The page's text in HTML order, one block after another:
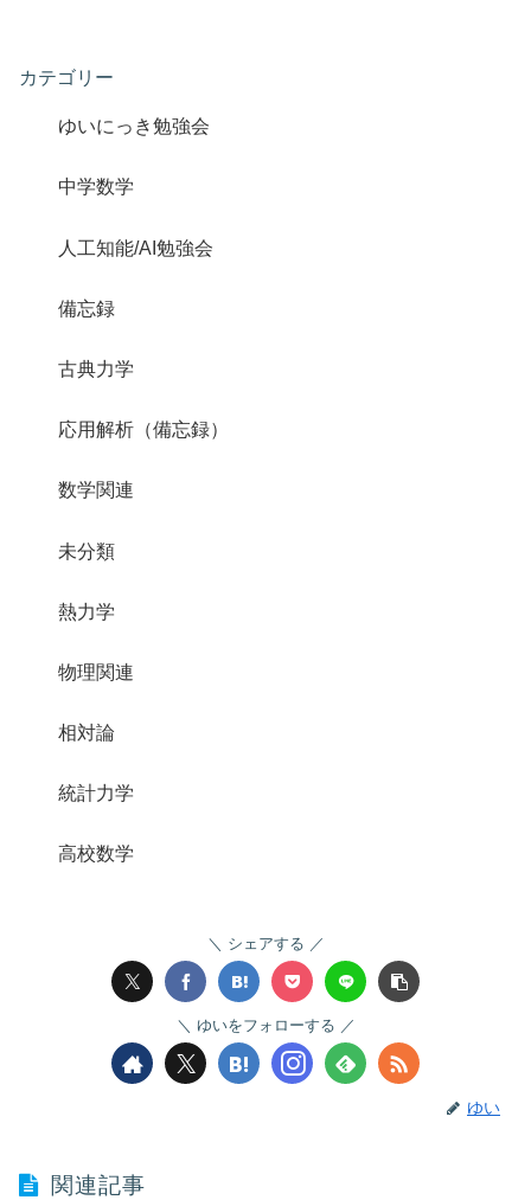
カテゴリー
ゆいにっき勉強会
中学数学
人工知能/AI勉強会
備忘録
古典力学
応用解析（備忘録）
数学関連
未分類
熱力学
物理関連
相対論
統計力学
高校数学
シェアする
ゆいをフォローする
ゆい
関連記事